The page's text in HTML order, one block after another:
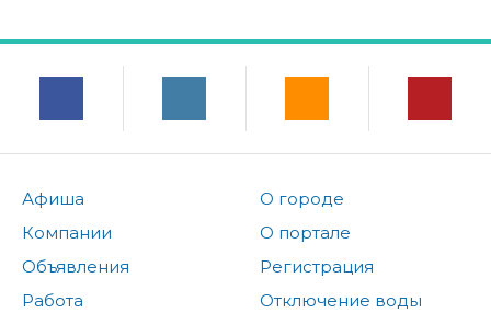
Афиша
Компании
Объявления
Работа
О городе
О портале
Регистрация
Отключение воды